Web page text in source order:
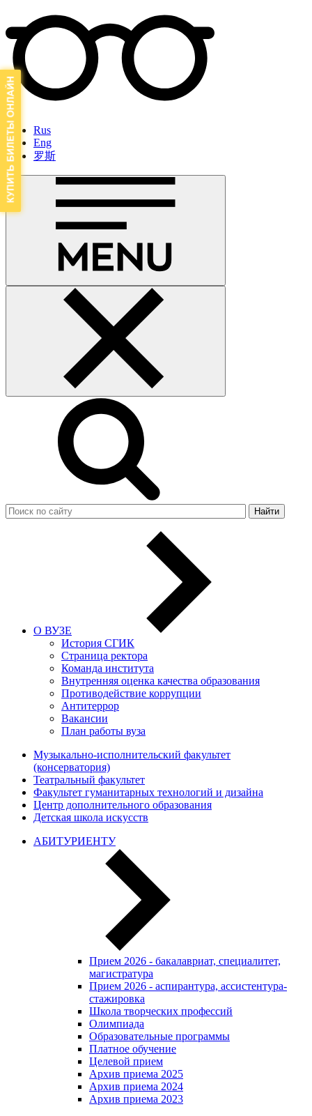
Rus
Eng
罗斯
Найти
О ВУЗЕ
История СГИК
Страница ректора
Команда института
Внутренняя оценка качества образования
Противодействие коррупции
Антитеррор
Вакансии
План работы вуза
Музыкально-исполнительский факультет
(консерватория)
Театральный факультет
Факультет гуманитарных технологий и дизайна
Центр дополнительного образования
Детская школа искусств
АБИТУРИЕНТУ
Прием 2026 - бакалавриат, специалитет,
магистратура
Прием 2026 - аспирантура, ассистентура-
стажировка
Школа творческих профессий
Олимпиада
Образовательные программы
Платное обучение
Целевой прием
Архив приема 2025
Архив приема 2024
Архив приема 2023